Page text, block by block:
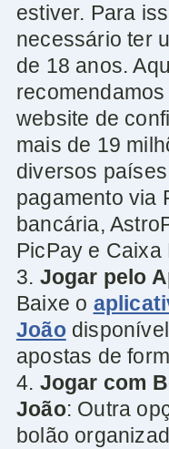
estiver. Para
necessário ter
de 18 anos.
website de
mais de 19
diversos
pagamento via
bancária,
PicPay e Caixa
3. Jogar pelo
Baixe o
João
apostas de
4. Jogar com
João: Outra
bolão